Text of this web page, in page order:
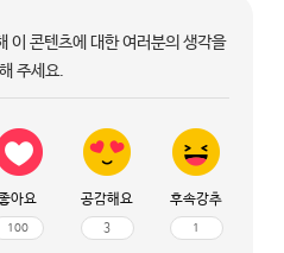
이 콘텐츠에 대한 여러분의 생각을
주세요.
아요
100
공감해요
3
후속강추
1